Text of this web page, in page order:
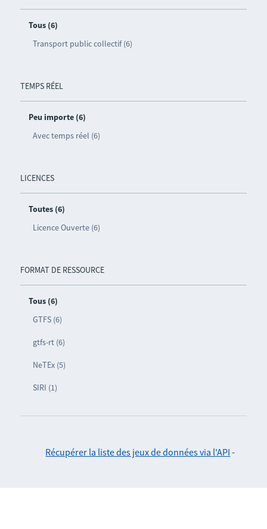
Tous (6)
Transport public collectif (6)
TEMPS RÉEL
Peu importe (6)
Avec temps réel (6)
LICENCES
Toutes (6)
Licence Ouverte (6)
FORMAT DE RESSOURCE
Tous (6)
GTFS (6)
gtfs-rt (6)
NeTEx (5)
SIRI (1)
Récupérer la liste des jeux de données via l'API -